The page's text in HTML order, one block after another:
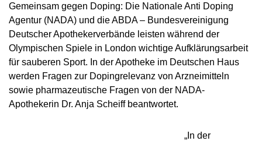
VORSTAND
MITARBEITENDE
KOMMISSIONEN
JAHRESBERICHTE
SPRICH'S AN
INTERNE MELDESTELLE
STANDARDS
ANTI-DOPING-GESETZ
SANKTIONEN
ÜBERSICHT
ERGEBNISMANAGEMENT
DISZIPLINARVERFAHREN
INTELLIGENCE & INVESTIGATIONS
DATENSCHUTZ
JURISTISCHE VORTRÄGE
ÜBERSICHT
ASTHMAMEDIKAMENTE IM SPORT
KORTISON IM SPORT
TESTOSTERON IM SPORT
VERBOTSLISTE
ÜBERSICHT
WICHTIGE ÄNDERUNGEN DER
VERBOTSLISTE 2026
IM KRANKHEITSFALL: MEDIZINISCHE
AUSNAHMEGENEHMIGUNG (TUE)
ÜBERSICHT
REGELUNG FÜR NICHT-TESTPOOL-
ATHLETINNEN UND -ATHLETEN
REGELUNG FÜR TESTPOOL-ATHLETINNEN
DIGITALE BEISPIELLISTE
NADAMED
ÜBERSICHT
KONTROLLSYSTEM
ÜBERSICHT
FORSCHUNG
KONTROLLABLAUF
ÜBERSICHT
DOPINGANALYTIK
BETEILIGTE AM KONTROLLPROZESS
TRAININGSKONTROLLEN
ÜBERSICHT
TESTPOOLS
WETTKAMPFKONTROLLEN
MEDIKATIONSKONTROLLEN BEI PFERDEN
PRÄVENTION
ÜBERSICHT
GEMEINSAM GEGEN DOPING
FORTBILDUNGSANGEBOTE
E-LEARNING
SERVICE
ÜBERSICHT
NEWS
PRESSE
Gemeinsam gegen Doping: Die Nationale Anti Doping
Agentur (NADA) und die ABDA – Bundesvereinigung
Deutscher Apothekerverbände leisten während der
Olympischen Spiele in London wichtige Aufklärungsarbeit
für sauberen Sport. In der Apotheke im Deutschen Haus
werden Fragen zur Dopingrelevanz von Arzneimitteln
sowie pharmazeutische Fragen von der NADA-
Apothekerin Dr. Anja Scheiff beantwortet.
„In der